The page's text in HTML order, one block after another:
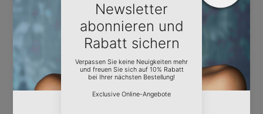
Samoa (WST T)
San Marino (EUR €)
São Tomé und
Príncipe (STD Db)
Saudi-Arabien (SAR